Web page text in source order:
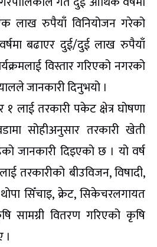
लाख रुपैयाँ विनियोजन गरेको
बढाएर दुई/दुई लाख रुपैयाँ
विस्तार गरिएको नगरको
जानकारी दिनुभयो ।
लाई तरकारी पकेट क्षेत्र घोषणा
सोहीअनुसार तरकारी खेती
जानकारी दिइएको छ । यो वर्ष
तरकारीको बीउविजन, विषादी,
सिँचाइ, क्रेट, सिकेचरलगायत
सामग्री वितरण गरिएको कृषि